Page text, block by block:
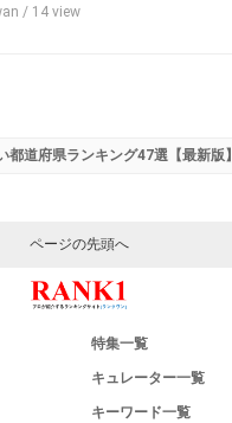
/ 14 view
都道府県ランキング47選【最新版】
ページの先頭へ
特集一覧
キュレーター一覧
キーワード一覧